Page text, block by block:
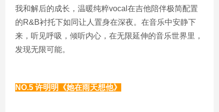
我和解后的成长，温暖纯粹vocal在吉他陪伴极简配置
的R&B衬托下如同让人置身在深夜。在音乐中安静下
来，听见呼吸，倾听内心，在无限延伸的音乐世界里，
发现无限可能。
NO.5 许明明《她在雨天想他》